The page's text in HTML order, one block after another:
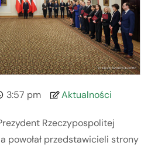
3:57 pm Aktualności
Rzeczypospolitej
powołał przedstawicieli strony